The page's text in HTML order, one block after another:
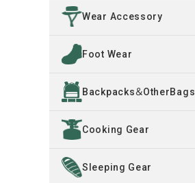
レンタル・修理
Wear Accessory
Foot Wear
Backpacks＆OtherBags
Cooking Gear
Sleeping Gear